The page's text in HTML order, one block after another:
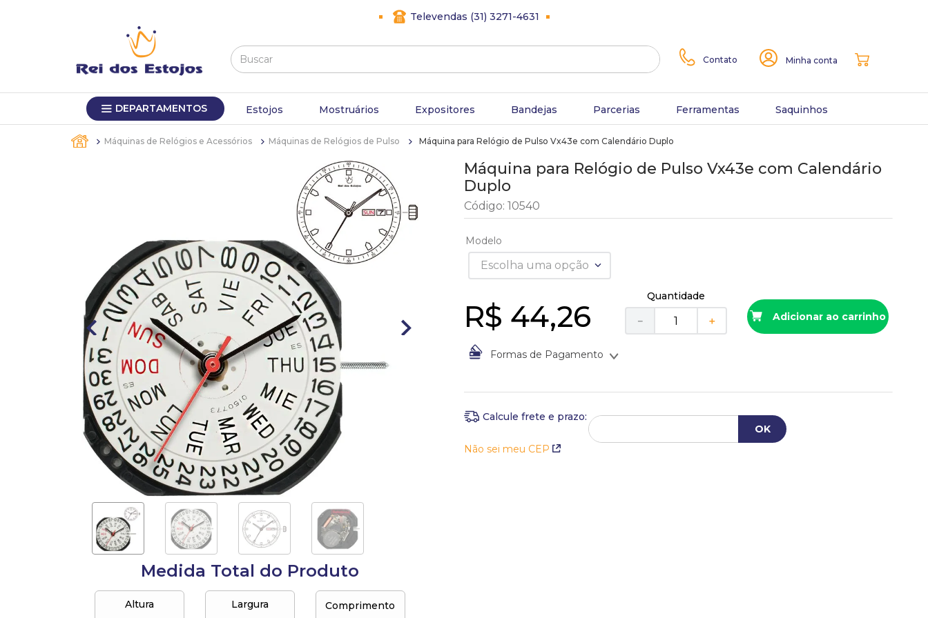
Televendas (31) 3271-4631
Buscar
Contato Minha conta
DEPARTAMENTOS Estojos Mostruários Expositores Bandejas Parcerias Ferramentas Saquinhos
Máquinas de Relógios e Acessórios Máquinas de Relógios de Pulso Máquina para Relógio de Pulso Vx43e com Calendário Duplo
Medida Total do Produto
Altura Largura Comprimento
Máquina para Relógio de Pulso Vx43e com Calendário
Duplo
Código: 10540
Modelo
Escolha uma opção
R$ 44,26
Quantidade
＋
－ Adicionar ao carrinho
Formas de Pagamento
Não sei meu CEP
1º
máquina relógio pulso
7º
relogio
8º
pulseira
9º
cartela
10º anel